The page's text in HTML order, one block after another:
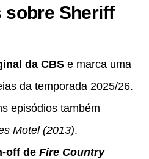
sobre Sheriff
da CBS e marca uma
da temporada 2025/26.
episódios também
Motel (2013).
off de Fire Country